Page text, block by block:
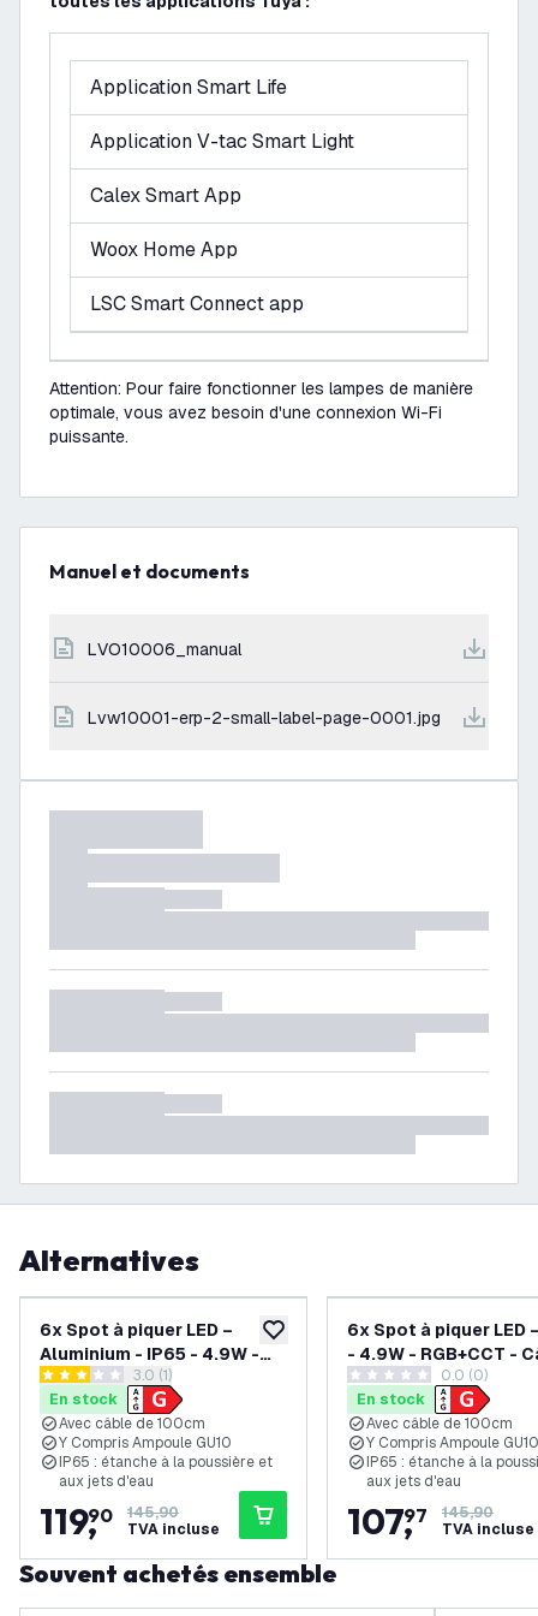
Application Smart Life
Application V-tac Smart Light
Calex Smart App
Woox Home App
LSC Smart Connect app
Attention: Pour faire fonctionner les lampes de manière
optimale, vous avez besoin d'une connexion Wi-Fi
puissante.
Manuel et documents
LVO10006_manual
lvw10001-erp-2-small-label-page-0001.jpg
Alternatives
ajouter à la liste de souhaits
6x Spot à piquer LED –
Aluminium - IP65 - 4.9W -
RGB+CCT - Câble 1M - Noir
ouvrir le tiroir des avis
3 étoiles de notation
3.0 (1)
En stock
Avec câble de 100cm
Y Compris Ampoule GU10
IP65 : étanche à la poussière et
aux jets d'eau
119,
90
145,90
TVA incluse
6x Spot à piquer LED
- 4.9W - RGB+CCT -
1M - Anthracite
0 étoiles de notation
0.0 (0)
En stock
Avec câble de 100cm
Y Compris Ampoule GU10
IP65 : étanche à la
aux jets d'eau
107,
97
145,90
TVA incluse
Souvent achetés ensemble